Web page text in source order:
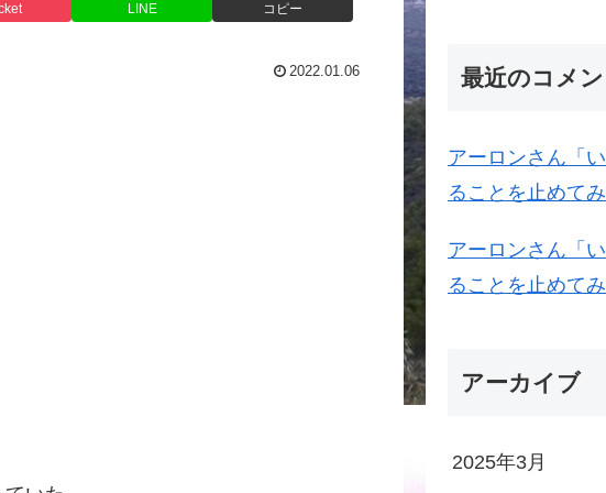
LINE コピー
2022.01.06 最近のコメン
アーロンさん「
ることを止めてみ
アーロンさん「
ることを止めてみ
アーカイブ
2025年3月